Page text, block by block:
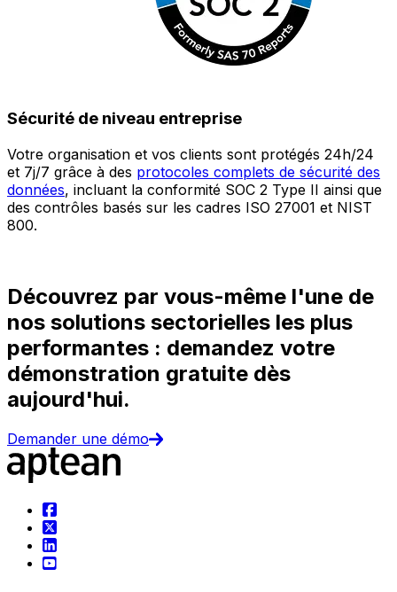
Sécurité de niveau entreprise
Votre organisation et vos clients sont protégés 24h/24
et 7j/7 grâce à des protocoles complets de sécurité des
données, incluant la conformité SOC 2 Type II ainsi que
des contrôles basés sur les cadres ISO 27001 et NIST
800.
Découvrez par vous-même l'une de
nos solutions sectorielles les plus
performantes : demandez votre
démonstration gratuite dès
aujourd'hui.
Demander une démo